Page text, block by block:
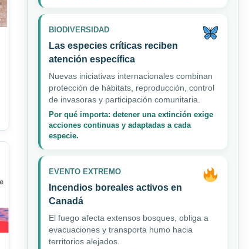
BIODIVERSIDAD
Las especies críticas reciben
atención específica
Nuevas iniciativas internacionales combinan
protección de hábitats, reproducción, control
de invasoras y participación comunitaria.
Por qué importa: detener una extinción exige
acciones continuas y adaptadas a cada
especie.
EVENTO EXTREMO
Incendios boreales activos en
Canadá
El fuego afecta extensos bosques, obliga a
evacuaciones y transporta humo hacia
territorios alejados.